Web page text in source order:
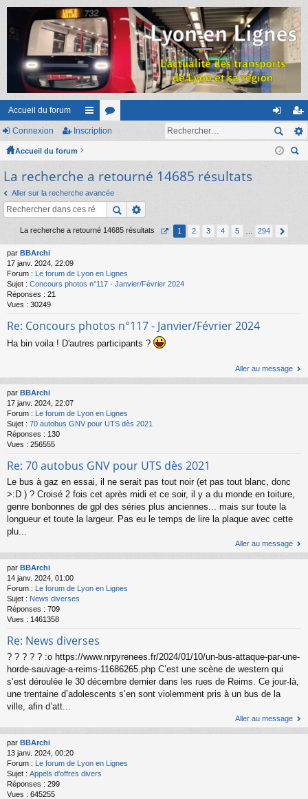
Accueil du forum
ac
ur
ci
s
or
m
s
on
ne
ns
cri
Connexion Inscription
Accueil du forum
La recherche a retourné 14685 résultats
Aller sur la recherche avancée
La recherche a retourné 14685 résultats 1 2 3 4 5 294
par BBArchi
17 janv. 2024, 22:09
Forum :
Le forum de Lyon en Lignes
Sujet : Concours photos n°117 - Janvier/Février 2024
Réponses : 21
Vues : 30249
Re: Concours photos n°117 - Janvier/Février 2024
Ha bin voila ! D'autres participants ?
Aller au message
par BBArchi
17 janv. 2024, 22:07
Forum : Le forum de Lyon en Lignes
Sujet : 70 autobus GNV pour UTS dès 2021
Réponses : 130
Vues : 256555
Re: 70 autobus GNV pour UTS dès 2021
Le bus à gaz en essai, il ne serait pas tout noir (et pas tout blanc, donc
>:D ) ? Croisé 2 fois cet après midi et ce soir, il y a du monde en toiture,
genre bonbonnes de gpl des séries plus anciennes... mais sur toute la
longueur et toute la largeur. Pas eu le temps de lire la plaque avec cette
plu...
Aller au message
par BBArchi
14 janv. 2024, 01:00
Forum : Le forum de Lyon en Lignes
Sujet : News diverses
Réponses : 709
Vues : 1461358
Re: News diverses
? ? ? ? ? :o https://www.nrpyrenees.fr/2024/01/10/un-bus-attaque-par-une-
horde-sauvage-a-reims-11686265.php C’est une scène de western qui
s’est déroulée le 30 décembre dernier dans les rues de Reims. Ce jour-là,
une trentaine d’adolescents s’en sont violemment pris à un bus de la
ville, afin d’att...
Aller au message
par BBArchi
13 janv. 2024, 00:20
Forum : Le forum de Lyon en Lignes
Sujet : Appels d'offres divers
Réponses : 299
Vues : 645255